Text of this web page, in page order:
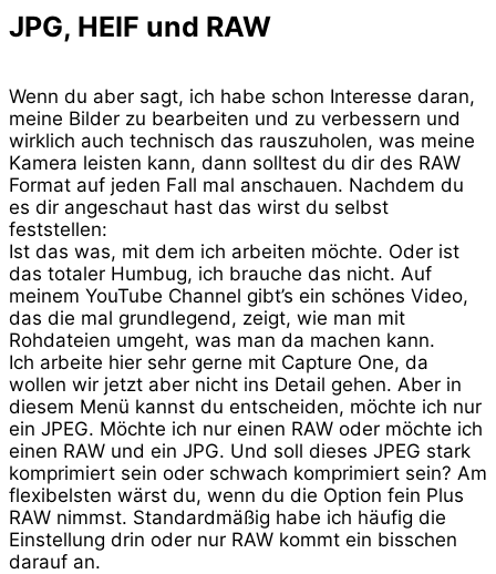
JPG, HEIF und RAW
Wenn du aber sagt, ich habe schon Interesse daran,
meine Bilder zu bearbeiten und zu verbessern und
wirklich auch technisch das rauszuholen, was meine
Kamera leisten kann, dann solltest du dir des RAW
Format auf jeden Fall mal anschauen. Nachdem du
es dir angeschaut hast das wirst du selbst
feststellen:
Ist das was, mit dem ich arbeiten möchte. Oder ist
das totaler Humbug, ich brauche das nicht. Auf
meinem YouTube Channel gibt’s ein schönes Video,
das die mal grundlegend, zeigt, wie man mit
Rohdateien umgeht, was man da machen kann.
Ich arbeite hier sehr gerne mit Capture One, da
wollen wir jetzt aber nicht ins Detail gehen. Aber in
diesem Menü kannst du entscheiden, möchte ich nur
ein JPEG. Möchte ich nur einen RAW oder möchte ich
einen RAW und ein JPG. Und soll dieses JPEG stark
komprimiert sein oder schwach komprimiert sein? Am
flexibelsten wärst du, wenn du die Option fein Plus
RAW nimmst. Standardmäßig habe ich häufig die
Einstellung drin oder nur RAW kommt ein bisschen
darauf an.